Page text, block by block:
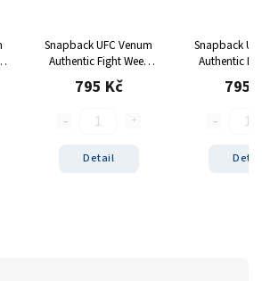
Snapback UFC Venum
Authentic Fight Week
černá
795 Kč
Detail
Snapback
Authentic
khaki
795